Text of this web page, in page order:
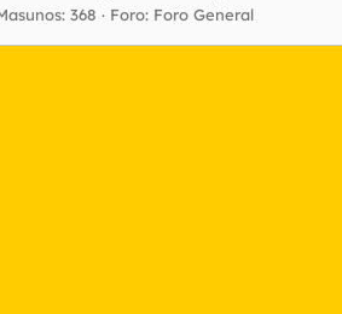
368 Foro: Foro General